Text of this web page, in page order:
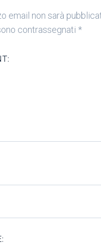
email non sarà
contrassegnati *